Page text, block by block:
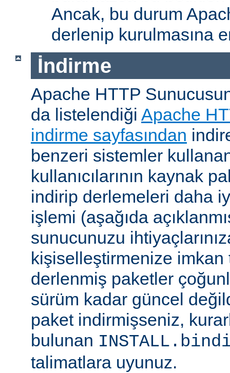
Ancak, bu durum
derlenip kurulmasına
İndirme
Apache HTTP
da listelendiği Apache
indirme sayfasından
benzeri sistemler
kullanıcılarının kaynak
indirip derlemeleri daha
işlemi (aşağıda
sunucunuzu
kişiselleştirmenize imkan
derlenmiş paketler
sürüm kadar güncel
paket indirmişseniz,
bulunan
talimatlara uyunuz.